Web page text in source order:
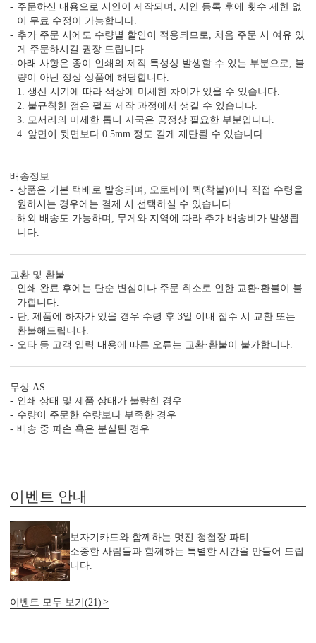
주문하신 내용으로 시안이 제작되며, 시안 등록 후에 횟수 제한 없
이 무료 수정이 가능합니다.
추가 주문 시에도 수량별 할인이 적용되므로, 처음 주문 시 여유 있
게 주문하시길 권장 드립니다.
아래 사항은 종이 인쇄의 제작 특성상 발생할 수 있는 부분으로, 불
량이 아닌 정상 상품에 해당합니다.
1. 생산 시기에 따라 색상에 미세한 차이가 있을 수 있습니다.
2. 불규칙한 점은 펄프 제작 과정에서 생길 수 있습니다.
3. 모서리의 미세한 톱니 자국은 공정상 필요한 부분입니다.
4. 앞면이 뒷면보다 0.5mm 정도 길게 재단될 수 있습니다.
배송정보
상품은 기본 택배로 발송되며, 오토바이 퀵(착불)이나 직접 수령을
원하시는 경우에는 결제 시 선택하실 수 있습니다.
해외 배송도 가능하며, 무게와 지역에 따라 추가 배송비가 발생됩
니다.
교환 및 환불
인쇄 완료 후에는 단순 변심이나 주문 취소로 인한 교환·환불이 불
가합니다.
단, 제품에 하자가 있을 경우 수령 후 3일 이내 접수 시 교환 또는
환불해드립니다.
오타 등 고객 입력 내용에 따른 오류는 교환·환불이 불가합니다.
무상 AS
인쇄 상태 및 제품 상태가 불량한 경우
수량이 주문한 수량보다 부족한 경우
배송 중 파손 혹은 분실된 경우
이벤트 안내
보자기카드와 함께하는 멋진 청첩장 파티
소중한 사람들과 함께하는 특별한 시간을 만들어 드립
니다.
이벤트 모두 보기(21)